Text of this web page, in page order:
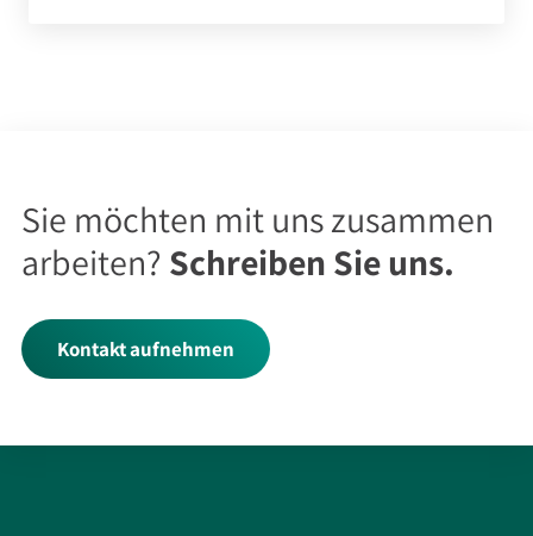
Sie möchten mit uns zusammen
arbeiten? Schreiben Sie uns.
Kontakt aufnehmen